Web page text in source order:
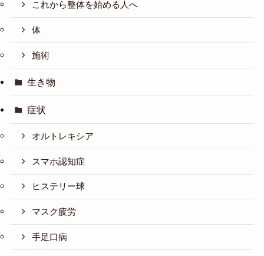
これから整体を始める人へ
体
施術
生き物
症状
オルトレキシア
スマホ認知症
ヒステリー球
マスク疲労
手足口病